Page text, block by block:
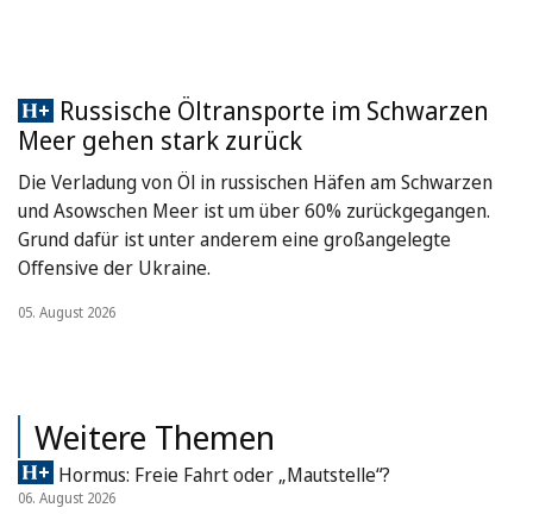
Russische Öltransporte im Schwarzen
Meer gehen stark zurück
Die Verladung von Öl in russischen Häfen am Schwarzen
und Asowschen Meer ist um über 60% zurückgegangen.
Grund dafür ist unter anderem eine großangelegte
Offensive der Ukraine.
05. August 2026
Weitere Themen
Hormus: Freie Fahrt oder „Mautstelle“?
06. August 2026